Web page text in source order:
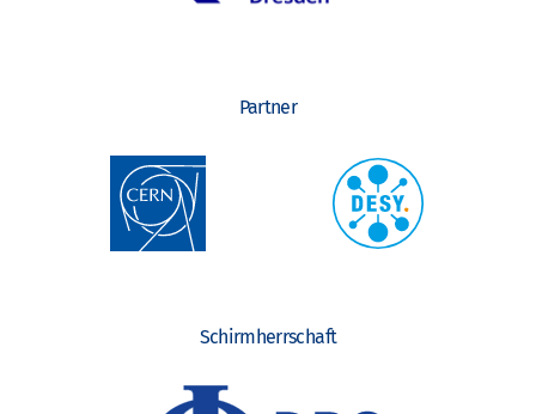
Partner
Schirmherrschaft